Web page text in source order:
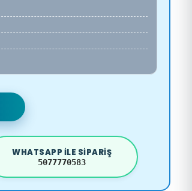
WHATSAPP ILE SIPARIŞ
5077770583